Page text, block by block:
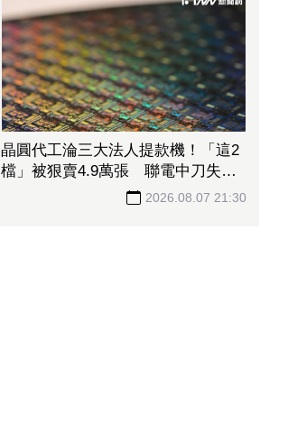
晶圓代工淪三大法人提款機！「這2
檔」被狠賣4.9萬張 聯電中刀失血
2026.08.07 21:30